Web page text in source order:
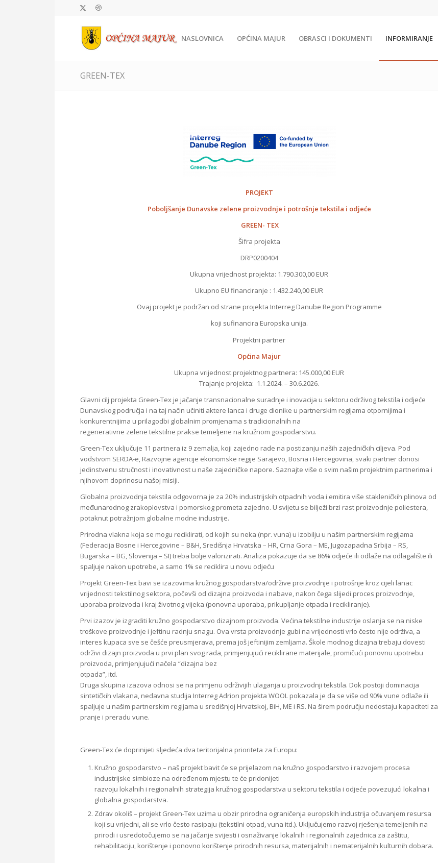
NASLOVNICA OPĆINA MAJUR OBRASCI I DOKUMENTI INFORMIRANJE
GREEN-TEX
PROJEKT
Poboljšanje Dunavske zelene proizvodnje i potrošnje tekstila i odjeće
GREEN- TEX
Šifra projekta
DRP0200404
Ukupna vrijednost projekta: 1.790.300,00 EUR
Ukupno EU financiranje : 1.432.240,00 EUR
Ovaj projekt je podržan od strane projekta Interreg Danube Region Programme
koji sufinancira Europska unija.
Projektni partner
Općina Majur
Ukupna vrijednost projektnog partnera: 145.000,00 EUR
Trajanje projekta: 1.1.2024. – 30.6.2026.
Glavni cilj projekta Green-Tex je jačanje transnacionalne suradnje i inovacija u sektoru održivog tekstila i odjeće
Dunavskog područja i na taj način učiniti aktere lanca i druge dionike u partnerskim regijama otpornijima i
konkurentnijima u prilagodbi globalnim promjenama s tradicionalnih na
regenerativne zelene tekstilne prakse temeljene na kružnom gospodarstvu.
Green-Tex uključuje 11 partnera iz 9 zemalja, koji zajedno rade na postizanju naših zajedničkih ciljeva. Pod
vodstvom SERDA-e, Razvojne agencije ekonomske regije Sarajevo, Bosna i Hercegovina, svaki partner donosi
jedinstvenu stručnost i inovativnost u naše zajedničke napore. Saznajte više o svim našim projektnim partnerima i
njihovom doprinosu našoj misiji.
Globalna proizvodnja tekstila odgovorna je za 20% industrijskih otpadnih voda i emitira više stakleničkih plinova od
međunarodnog zrakoplovstva i pomorskog prometa zajedno. U svijetu se bilježi brzi rast proizvodnje poliestera,
potaknut potražnjom globalne modne industrije.
Prirodna vlakna koja se mogu reciklirati, od kojih su neka (npr. vuna) u izobilju u našim partnerskim regijama
(Federacija Bosne i Hercegovine – B&H, Središnja Hrvatska – HR, Crna Gora – ME, Jugozapadna Srbija – RS,
Bugarska – BG, Slovenija – SI) treba bolje valorizirati. Analiza pokazuje da se 86% odjeće ili odlaže na odlagalište ili
spaljuje nakon upotrebe, a samo 1% se reciklira u novu odjeću
Projekt Green-Tex bavi se izazovima kružnog gospodarstva/održive proizvodnje i potrošnje kroz cijeli lanac
vrijednosti tekstilnog sektora, počevši od dizajna proizvoda i nabave, nakon čega slijedi proces proizvodnje,
uporaba proizvoda i kraj životnog vijeka (ponovna uporaba, prikupljanje otpada i recikliranje).
Prvi izazov je izgraditi kružno gospodarstvo dizajnom proizvoda. Većina tekstilne industrije oslanja se na niske
troškove proizvodnje i jeftinu radnju snagu. Ova vrsta proizvodnje gubi na vrijednosti vrlo često nije održiva, a
interes kupaca sve se češće preusmjerava, prema još jeftinijim zemljama. Škole modnog dizajna trebaju dovesti
održivi dizajn proizvoda u prvi plan svog rada, primjenjujući reciklirane materijale, promičući ponovnu upotrebu
proizvoda, primjenjujući načela “dizajna bez
otpada”, itd.
Druga skupina izazova odnosi se na primjenu održivijih ulaganja u proizvodnji tekstila. Dok postoji dominacija
sintetičkih vlakana, nedavna studija Interreg Adrion projekta WOOL pokazala je da se više od 90% vune odlaže ili
spaljuje u našim partnerskim regijama u središnjoj Hrvatskoj, BiH, ME i RS. Na širem području nedostaju kapaciteti za
pranje i preradu vune.
Green-Tex će doprinijeti sljedeća dva teritorijalna prioriteta za Europu:
Kružno gospodarstvo – naš projekt bavit će se prijelazom na kružno gospodarstvo i razvojem procesa
industrijske simbioze na određenom mjestu te će pridonijeti
razvoju lokalnih i regionalnih strategija kružnog gospodarstva u sektoru tekstila i odjeće povezujući lokalna i
globalna gospodarstva.
Zdrav okoliš – projekt Green-Tex uzima u obzir prirodna ograničenja europskih industrija očuvanjem resursa
koji su vrijedni, ali se vrlo često rasipaju (tekstilni otpad, vuna itd.). Uključujemo razvoj rješenja temeljenih na
prirodi i usredotočujemo se na jačanje svijesti i osnaživanje lokalnih i regionalnih zajednica za zaštitu,
rehabilitaciju, korištenje i ponovno korištenje prirodnih resursa, materijalnih i nematerijalnih kulturnih dobara.